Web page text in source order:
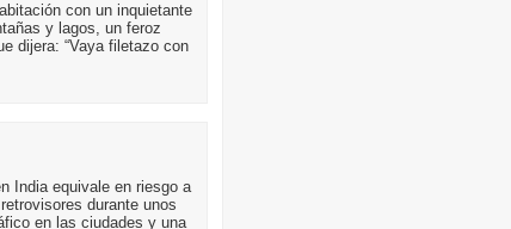
con un inquietante
y lagos, un feroz
dijera: “Vaya filetazo con
India equivale en riesgo a
durante unos
en las ciudades y una